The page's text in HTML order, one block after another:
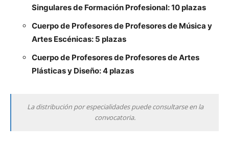
Singulares de Formación Profesional: 10 plazas
Cuerpo de Profesores de Profesores de Música y
Artes Escénicas: 5 plazas
Cuerpo de Profesores de Profesores de Artes
Plásticas y Diseño: 4 plazas
La distribución por especialidades puede consultarse en la
convocatoria.